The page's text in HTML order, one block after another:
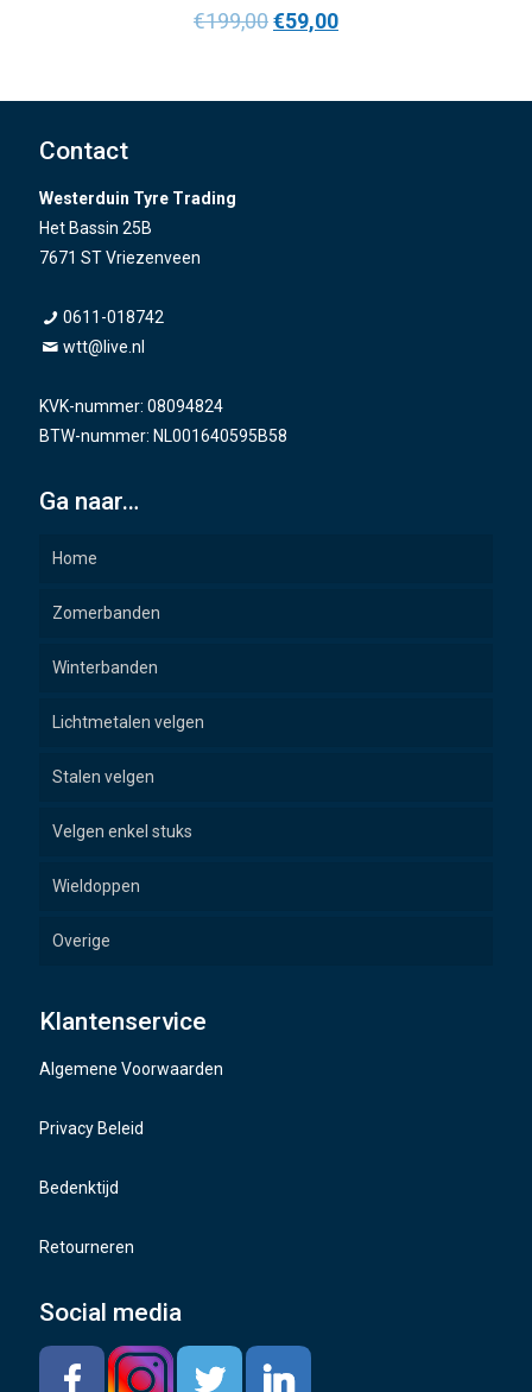
€199,00€59,00
Contact
Westerduin Tyre Trading
Het Bassin 25B
7671 ST Vriezenveen
0611-018742
wtt@live.nl
KVK-nummer: 08094824
BTW-nummer: NL001640595B58
Ga naar…
Home
Zomerbanden
Winterbanden
Lichtmetalen velgen
Stalen velgen
Velgen enkel stuks
Wieldoppen
Overige
Klantenservice
Algemene Voorwaarden
Privacy Beleid
Bedenktijd
Retourneren
Social media